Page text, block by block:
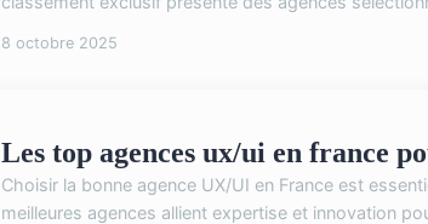
8 octobre 2025
Les top agences ux/ui en france
Choisir la bonne agence UX/UI en France est
meilleures agences allient expertise et innovation